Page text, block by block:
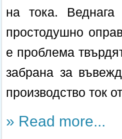
на тока.
простодушно
е проблема
забрана за
производство ток
» Read more...